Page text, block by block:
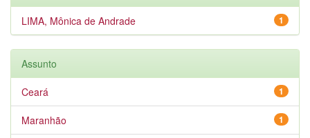
1
LIMA, Mônica de Andrade
Assunto
1
Ceará
1
Maranhão